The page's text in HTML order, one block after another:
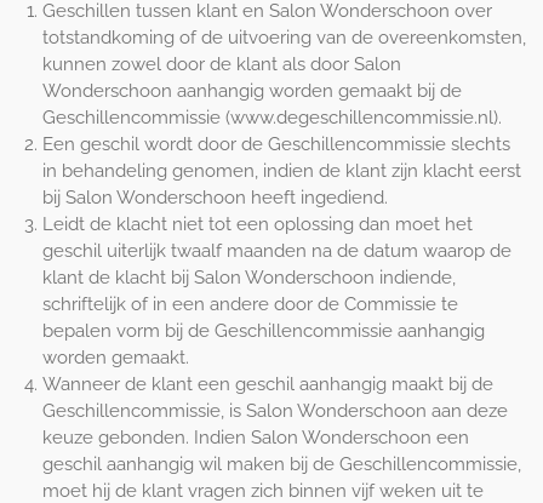
Geschillen tussen klant en Salon Wonderschoon over
totstandkoming of de uitvoering van de overeenkomsten,
kunnen zowel door de klant als door Salon
Wonderschoon aanhangig worden gemaakt bij de
Geschillencommissie (www.degeschillencommissie.nl).
Een geschil wordt door de Geschillencommissie slechts
in behandeling genomen, indien de klant zijn klacht eerst
bij Salon Wonderschoon heeft ingediend.
Leidt de klacht niet tot een oplossing dan moet het
geschil uiterlijk twaalf maanden na de datum waarop de
klant de klacht bij Salon Wonderschoon indiende,
schriftelijk of in een andere door de Commissie te
bepalen vorm bij de Geschillencommissie aanhangig
worden gemaakt.
Wanneer de klant een geschil aanhangig maakt bij de
Geschillencommissie, is Salon Wonderschoon aan deze
keuze gebonden. Indien Salon Wonderschoon een
geschil aanhangig wil maken bij de Geschillencommissie,
moet hij de klant vragen zich binnen vijf weken uit te